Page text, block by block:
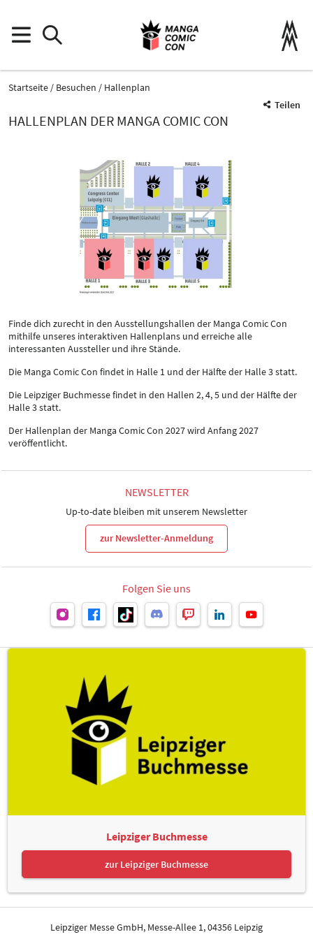
Startseite Besuchen
Hallenplan
Teilen
HALLENPLAN DER MANGA COMIC CON
Finde dich zurecht in den Ausstellungshallen der Manga Comic Con
mithilfe unseres interaktiven Hallenplans und erreiche alle
interessanten Aussteller und ihre Stände.
Die Manga Comic Con findet in Halle 1 und der Hälfte der Halle 3 statt.
Die Leipziger Buchmesse findet in den Hallen 2, 4, 5 und der Hälfte der
Halle 3 statt.
Der Hallenplan der Manga Comic Con 2027 wird Anfang 2027
veröffentlicht.
NEWSLETTER
Up-to-date bleiben mit unserem Newsletter
zur Newsletter-Anmeldung
Folgen Sie uns
Leipziger Buchmesse
zur Leipziger Buchmesse
Leipziger Messe GmbH, Messe-Allee 1, 04356 Leipzig